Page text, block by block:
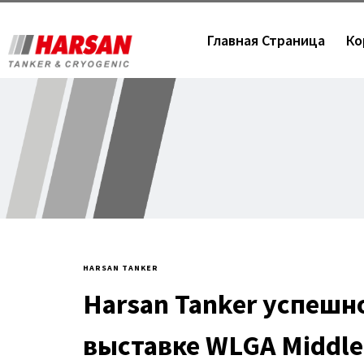
Главная Страница
HARSAN TANKER
Harsan Tanker
выставке WLGA